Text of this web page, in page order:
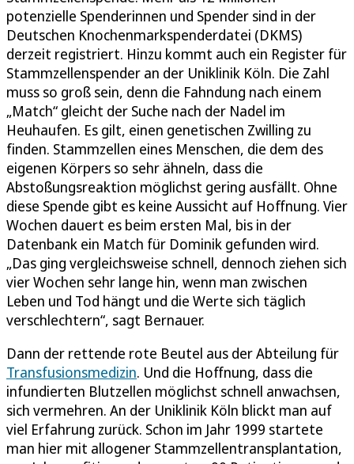
potenzielle Spenderinnen und Spender sind in der
Deutschen Knochenmarkspenderdatei (DKMS)
derzeit registriert. Hinzu kommt auch ein Register für
Stammzellenspender an der Uniklinik Köln. Die Zahl
muss so groß sein, denn die Fahndung nach einem
„Match“ gleicht der Suche nach der Nadel im
Heuhaufen. Es gilt, einen genetischen Zwilling zu
finden. Stammzellen eines Menschen, die dem des
eigenen Körpers so sehr ähneln, dass die
Abstoßungsreaktion möglichst gering ausfällt. Ohne
diese Spende gibt es keine Aussicht auf Hoffnung. Vier
Wochen dauert es beim ersten Mal, bis in der
Datenbank ein Match für Dominik gefunden wird.
„Das ging vergleichsweise schnell, dennoch ziehen sich
vier Wochen sehr lange hin, wenn man zwischen
Leben und Tod hängt und die Werte sich täglich
verschlechtern“, sagt Bernauer.
Dann der rettende rote Beutel aus der Abteilung für
Transfusionsmedizin. Und die Hoffnung, dass die
infundierten Blutzellen möglichst schnell anwachsen,
sich vermehren. An der Uniklinik Köln blickt man auf
viel Erfahrung zurück. Schon im Jahr 1999 startete
man hier mit allogener Stammzellentransplantation,